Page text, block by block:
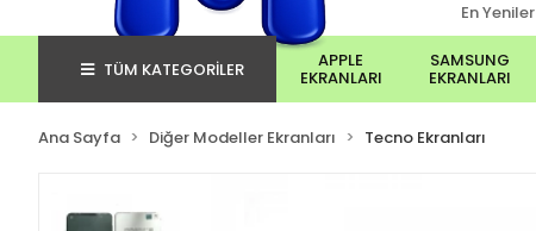
En Yeniler
TÜM KATEGORİLER APPLE
EKRANLARI
SAMSUNG
EKRANLARI
Ana Sayfa Diğer Modeller Ekranları Tecno Ekranları